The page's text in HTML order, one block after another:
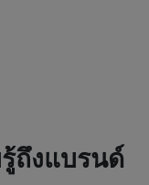
ถึงแบรนด์